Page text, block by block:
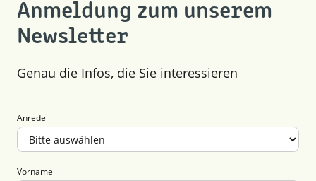
Anmeldung zum unserem
Newsletter
Genau die Infos, die Sie interessieren
Anrede
Vorname